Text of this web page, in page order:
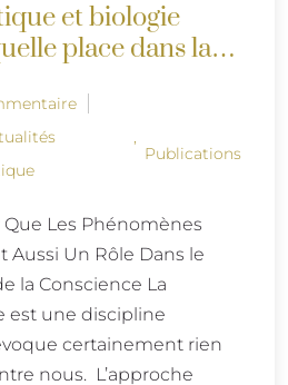
et biologie
place dans la
,
Publications
Les Phénomènes
Aussi Un Rôle Dans le
la Conscience La
est une discipline
certainement rien
nous. L’approche